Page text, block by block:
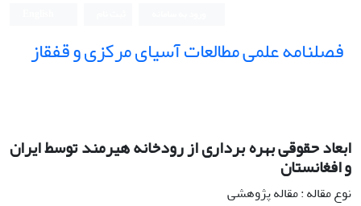
فصلنامه علمی مطالعات آسیای مرکزی و قفقاز
ابعاد حقوقی بهره برداری از رودخانه هیرمند توسط ایران
و افغانستان
نوع مقاله : مقاله پژوهشی